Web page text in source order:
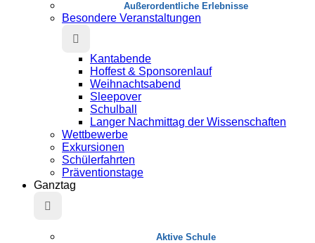
Au­ßer­or­dent­liche Erlebnisse
Besondere Veranstaltungen
Kantabende
Hoffest & Sponsorenlauf
Weihnachtsabend
Sleepover
Schulball
Langer Nachmittag der Wissenschaften
Wettbewerbe
Exkursionen
Schülerfahrten
Präventionstage
Ganztag
Aktive Schule